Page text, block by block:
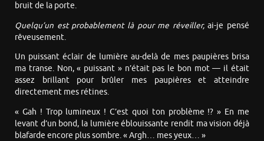
bruit de la porte.
Quelqu’un est probablement là pour me réveiller,ai-je pensé
rêveusement.
Un puissant éclair de lumière au-delà de mes paupières brisa
ma transe. Non, « puissant » n’était pas le bon mot — il était
assez brillant pour brûler mes paupières et atteindre
directement mes rétines.
« Gah ! Trop lumineux ! C’est quoi ton problème !? » En me
levant d’un bond, la lumière éblouissante rendit ma vision déjà
blafarde encore plus sombre. « Argh… mes yeux… »